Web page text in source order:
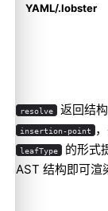
YAML/.lobster
resolve 返回结构
insertion-point
leafType 的形式
AST 结构即可渲